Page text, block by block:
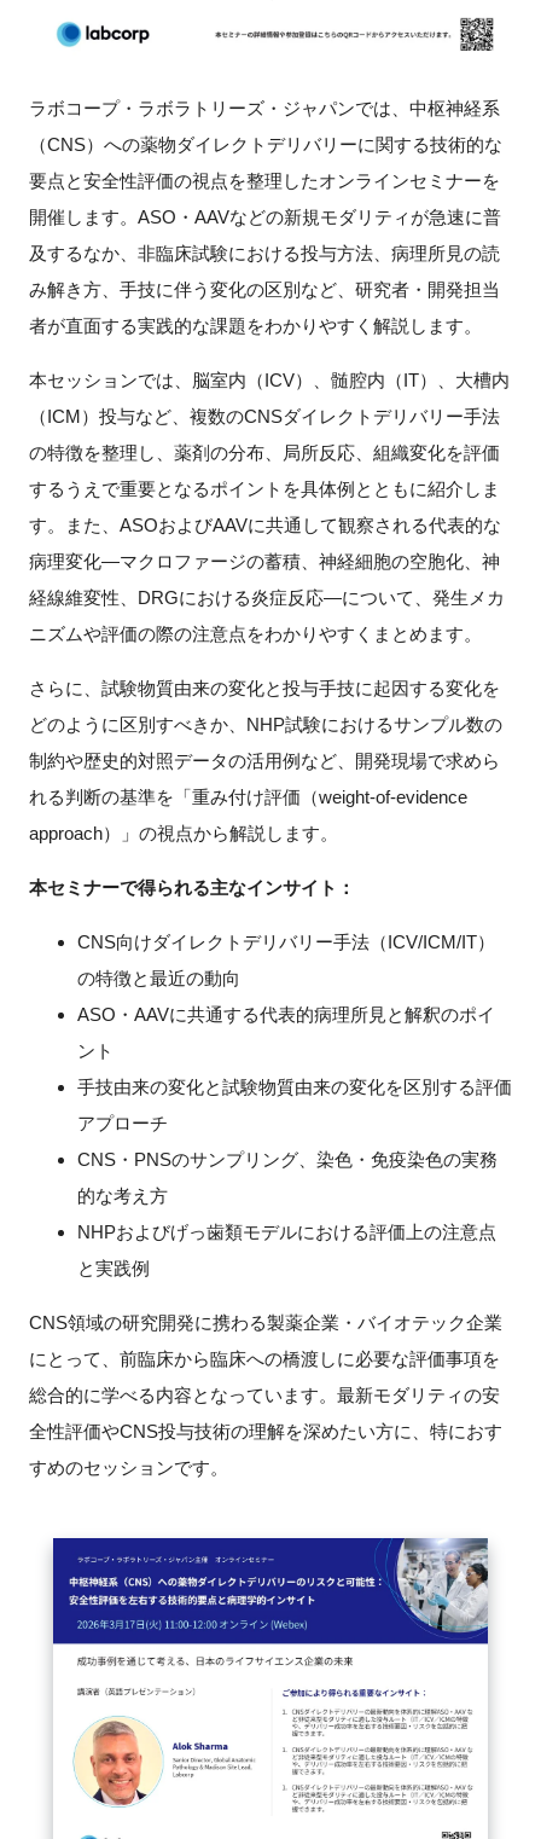
LINK-Jを知る
特別会員
ラボコープ・ラボラトリーズ・ジャパンでは、中枢神経系
（CNS）への薬物ダイレクトデリバリーに関する技術的な
要点と安全性評価の視点を整理したオンラインセミナーを
開催します。ASO・AAVなどの新規モダリティが急速に普
及するなか、非臨床試験における投与方法、病理所見の読
み解き方、手技に伴う変化の区別など、研究者・開発担当
者が直面する実践的な課題をわかりやすく解説します。
本セッションでは、脳室内（ICV）、髄腔内（IT）、大槽内
（ICM）投与など、複数のCNSダイレクトデリバリー手法
の特徴を整理し、薬剤の分布、局所反応、組織変化を評価
するうえで重要となるポイントを具体例とともに紹介しま
す。また、ASOおよびAAVに共通して観察される代表的な
病理変化—マクロファージの蓄積、神経細胞の空胞化、神
経線維変性、DRGにおける炎症反応—について、発生メカ
ニズムや評価の際の注意点をわかりやすくまとめます。
さらに、試験物質由来の変化と投与手技に起因する変化を
どのように区別すべきか、NHP試験におけるサンプル数の
制約や歴史的対照データの活用例など、開発現場で求めら
れる判断の基準を「重み付け評価（weight‑of‑evidence
approach）」の視点から解説します。
本セミナーで得られる主なインサイト：
CNS向けダイレクトデリバリー手法（ICV/ICM/IT）
の特徴と最近の動向
ASO・AAVに共通する代表的病理所見と解釈のポイ
ント
手技由来の変化と試験物質由来の変化を区別する評価
アプローチ
CNS・PNSのサンプリング、染色・免疫染色の実務
的な考え方
NHPおよびげっ歯類モデルにおける評価上の注意点
と実践例
CNS領域の研究開発に携わる製薬企業・バイオテック企業
にとって、前臨床から臨床への橋渡しに必要な評価事項を
総合的に学べる内容となっています。最新モダリティの安
全性評価やCNS投与技術の理解を深めたい方に、特におす
すめのセッションです。